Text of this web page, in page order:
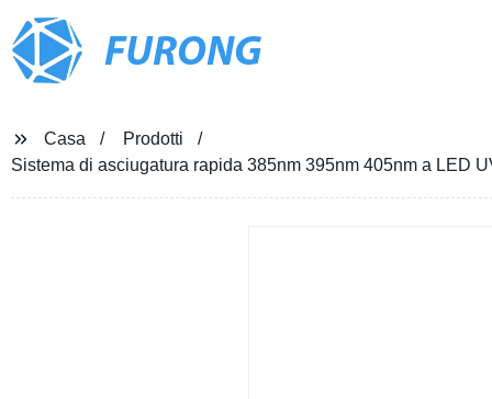
FURONG
Casa
Prodotti
Sistema di asciugatura rapida 385nm 395nm 405nm a LED